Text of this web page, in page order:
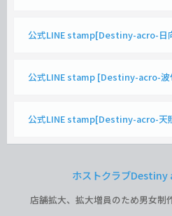
公式LINE stamp[Destiny-acro-日
公式LINE stamp [Destiny-acro-波
公式LINE stamp[Destiny-acro-天
ホストクラブDestiny
店舗拡大、拡大増員のため男女制